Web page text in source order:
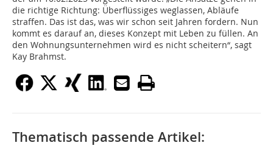
die richtige Richtung: Überflüssiges weglassen, Abläufe
straffen. Das ist das, was wir schon seit Jahren fordern. Nun
kommt es darauf an, dieses Konzept mit Leben zu füllen. An
den Wohnungsunternehmen wird es nicht scheitern“, sagt
Kay Brahmst.
Thematisch passende Artikel: